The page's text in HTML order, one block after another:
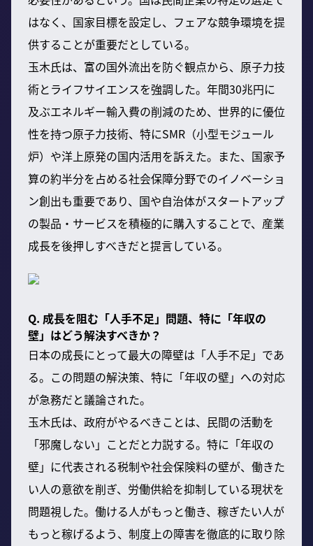
はなく、国家目標を設定し、フェアな競争環境を提
供することが重要だとしている。
玉木氏は、富の国外流出を防ぐ観点から、原子力技
術とライフサイエンスを強調した。年間30兆円に
及ぶエネルギー輸入費の削減のため、世界的に優位
性を持つ原子力技術、特にSMR（小型モジュール
炉）や洋上原発の国内活用を訴えた。また、国家予
算の約半分を占める社会保障分野でのイノベーショ
ン創出も重要であり、国や自治体がスタートアップ
の製品・サービスを積極的に購入することで、産業
成長を後押しすべきだと提言している。
Q. 成長を阻む「人手不足」問題、特に「年収の
壁」はどう解決すべきか？
日本の成長にとって最大の障壁は「人手不足」であ
る。この問題の解決策、特に「年収の壁」への対応
が急務だと議論された。
玉木氏は、政府がやるべきことは、民間の活動を
「邪魔しない」ことだと力説する。特に「年収の
壁」に代表される税制や社会保険料の壁が、働きた
い人の意欲を削ぎ、労働供給を抑制している現状を
問題視した。働ける人がもっと働き、稼ぎたい人が
もっと稼げるよう、制度上の障害を徹底的に取り除